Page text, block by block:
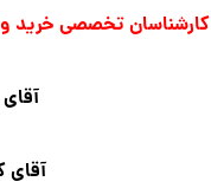
کارشناسان تخصصی خرید
آقای